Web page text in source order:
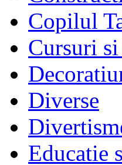
Copilul
Cursuri
Diverse
Educatie